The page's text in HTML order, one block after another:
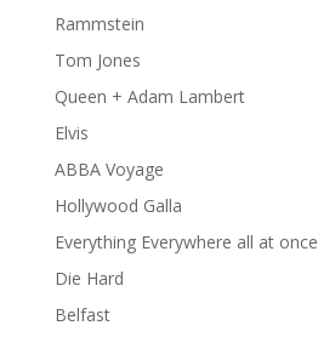
Rammstein
Tom Jones
Queen + Adam Lambert
Elvis
ABBA Voyage
Hollywood Galla
Everything Everywhere all at once
Die Hard
Belfast